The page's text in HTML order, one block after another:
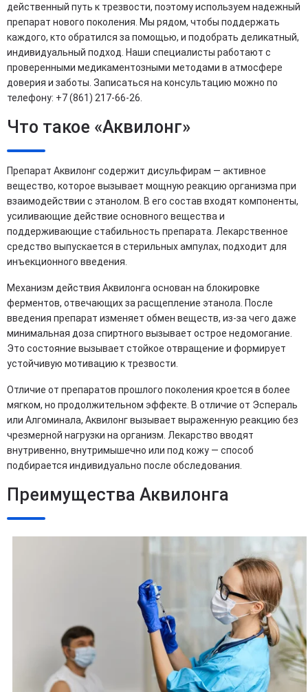
действенный путь к трезвости, поэтому используем надежный
препарат нового поколения. Мы рядом, чтобы поддержать
каждого, кто обратился за помощью, и подобрать деликатный,
индивидуальный подход. Наши специалисты работают с
проверенными медикаментозными методами в атмосфере
доверия и заботы. Записаться на консультацию можно по
телефону: +7 (861) 217-66-26.
Что такое «Аквилонг»
Препарат Аквилонг содержит дисульфирам — активное
вещество, которое вызывает мощную реакцию организма при
взаимодействии с этанолом. В его состав входят компоненты,
усиливающие действие основного вещества и
поддерживающие стабильность препарата. Лекарственное
средство выпускается в стерильных ампулах, подходит для
инъекционного введения.
Механизм действия Аквилонга основан на блокировке
ферментов, отвечающих за расщепление этанола. После
введения препарат изменяет обмен веществ, из-за чего даже
минимальная доза спиртного вызывает острое недомогание.
Это состояние вызывает стойкое отвращение и формирует
устойчивую мотивацию к трезвости.
Отличие от препаратов прошлого поколения кроется в более
мягком, но продолжительном эффекте. В отличие от Эспераль
или Алгоминала, Аквилонг вызывает выраженную реакцию без
чрезмерной нагрузки на организм. Лекарство вводят
внутривенно, внутримышечно или под кожу — способ
подбирается индивидуально после обследования.
Преимущества Аквилонга